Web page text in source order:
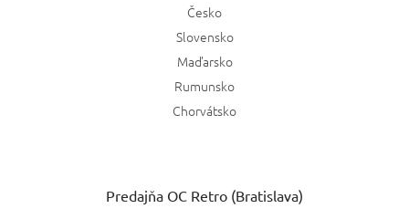
Česko
Slovensko
Maďarsko
Rumunsko
Chorvátsko
Predajňa OC Retro (Bratislava)